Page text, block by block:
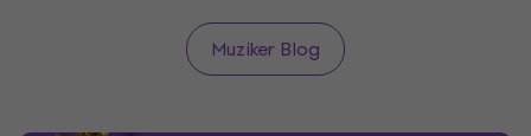
materijala te koja poprečna flauta odgovara početniku
Muziker Blog